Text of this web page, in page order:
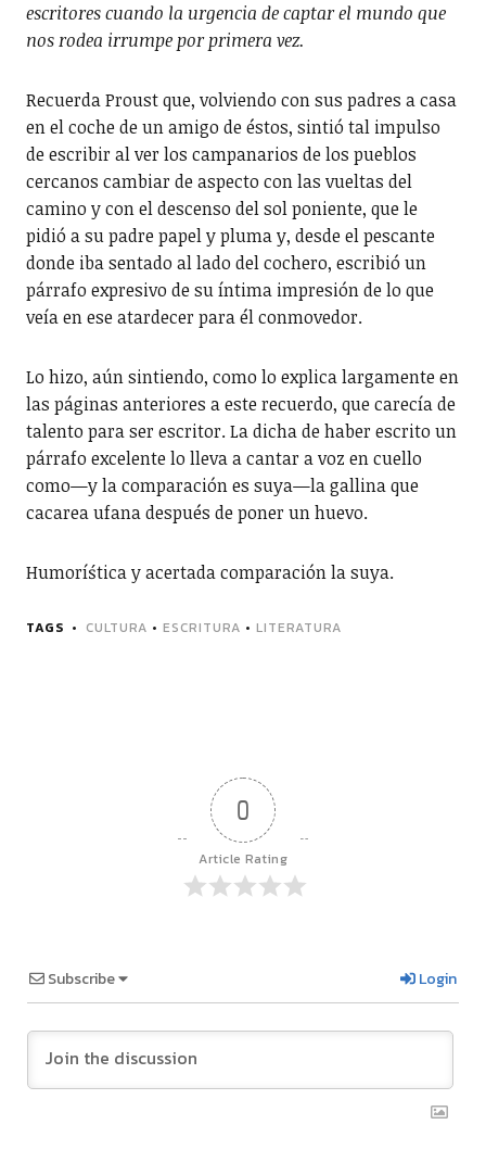
escritores cuando la urgencia de captar el mundo que
nos rodea irrumpe por primera vez.
Recuerda Proust que, volviendo con sus padres a casa
en el coche de un amigo de éstos, sintió tal impulso
de escribir al ver los campanarios de los pueblos
cercanos cambiar de aspecto con las vueltas del
camino y con el descenso del sol poniente, que le
pidió a su padre papel y pluma y, desde el pescante
donde iba sentado al lado del cochero, escribió un
párrafo expresivo de su íntima impresión de lo que
veía en ese atardecer para él conmovedor.
Lo hizo, aún sintiendo, como lo explica largamente en
las páginas anteriores a este recuerdo, que carecía de
talento para ser escritor. La dicha de haber escrito un
párrafo excelente lo lleva a cantar a voz en cuello
como—y la comparación es suya—la gallina que
cacarea ufana después de poner un huevo.
Humoríśtica y acertada comparación la suya.
TAGS CULTURA • ESCRITURA • LITERATURA
0
Article Rating
Subscribe Login